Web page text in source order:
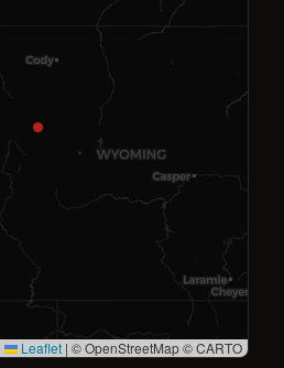
Leaflet | © OpenStreetMap © CARTO